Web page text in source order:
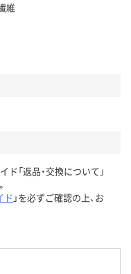
維
ド「返品・交換について」
ド 」を必ずご確認の上、お